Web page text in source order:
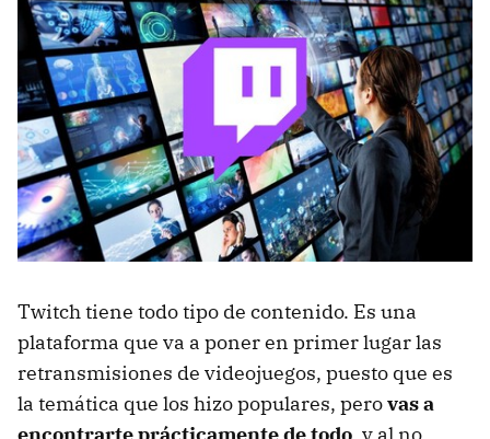
Twitch tiene todo tipo de contenido. Es una
plataforma que va a poner en primer lugar las
retransmisiones de videojuegos, puesto que es
la temática que los hizo populares, perovas a